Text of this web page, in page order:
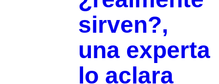
sirven?,
una experta
lo aclara